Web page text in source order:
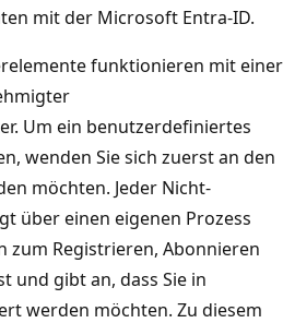
mit der Microsoft Entra-ID.
funktionieren mit einer
Um ein benutzerdefiniertes
wenden Sie sich zuerst an den
möchten. Jeder Nicht-
über einen eigenen Prozess
zum Registrieren, Abonnieren
und gibt an, dass Sie in
werden möchten. Zu diesem